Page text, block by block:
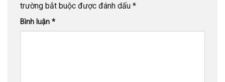
trường bắt buộc được đánh dấu *
Bình luận *